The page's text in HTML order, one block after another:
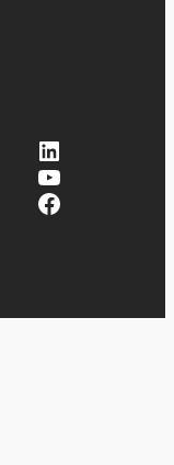
LinkedIn
YouTube
Facebook